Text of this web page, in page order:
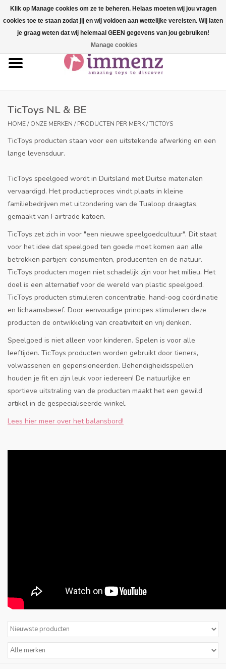
NIEUW in ons assortiment!
Onze merken
Blog
Merken
TicToys NL & BE
HOME/ONZE MERKEN /PRODUCTEN PER MERK/TICTOYS
TicToys producten staan voor een uitstekende afwerking en een
lange levensduur.
TicToys speelgoed wordt in Duitsland met Duitse materialen
vervaardigd. Het productieproces vindt plaats in kleine
familiebedrijven met uitzondering van de Tualoop draagtas,
gemaakt van Fairtrade katoen.
TicToys zet zich in voor "een nieuwe speelgoedcultuur". Dit staat
voor het idee dat speelgoed ten goede moet komen aan alle
betrokken partijen: consumenten, producenten en de natuur.
TicToys producten mogen niet schadelijk zijn voor het milieu. Het
doel is een alternatief voor de wereld van plastic speelgoed.
TicToys producten stimuleren concentratie, hand-oog coördinatie
en lichaamsbesef. Door eenvoudige principes stimuleren deze
producten de ontwikkeling van creativiteit en vrij denken.
Speelgoed is niet alleen voor kinderen. Spelen is voor alle
leeftijden. TicToys producten worden gebruikt door tieners,
volwassenen en gepensioneerden. Behendigheidsspellen
houden je fit en zijn leuk voor iedereen! De natuurlijke en
sportieve uitstraling van de producten maakt het een gewild
artikel in de gespecialiseerde winkel.
Lees hier meer over het balansbord!
Klik op Manage cookies om ze te beheren. Helaas moeten wij jou vragen
cookies toe te staan zodat jij en wij voldoen aan wettelijke vereisten. Wij laten
je graag weten dat wij helemaal GEEN gegevens van jou gebruiken!
Manage cookies